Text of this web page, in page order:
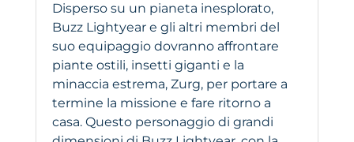
Disperso su un pianeta inesplorato,
Buzz Lightyear e gli altri membri del
suo equipaggio dovranno affrontare
piante ostili, insetti giganti e la
minaccia estrema, Zurg, per portare a
termine la missione e fare ritorno a
casa. Questo personaggio di grandi